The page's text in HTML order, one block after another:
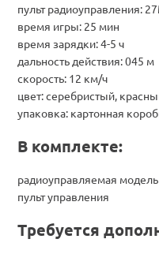
пульт радиоуправления:
время игры: 25 мин
время зарядки: 4-5 ч
дальность действия: 045 м
скорость: 12 км/ч
цвет: серебристый,
упаковка: картонная
В комплекте:
радиоуправляемая модель
пульт управления
Требуется